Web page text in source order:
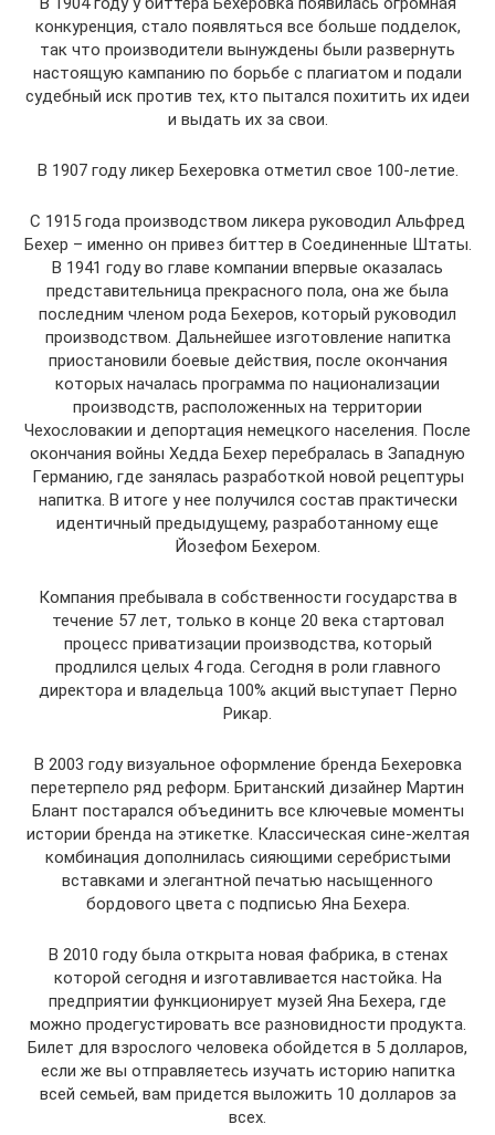
конкуренция, стало появляться все больше подделок,
так что производители вынуждены были развернуть
настоящую кампанию по борьбе с плагиатом и подали
судебный иск против тех, кто пытался похитить их идеи
и выдать их за свои.
В 1907 году ликер Бехеровка отметил свое 100-летие.
С 1915 года производством ликера руководил Альфред
Бехер – именно он привез биттер в Соединенные Штаты.
В 1941 году во главе компании впервые оказалась
представительница прекрасного пола, она же была
последним членом рода Бехеров, который руководил
производством. Дальнейшее изготовление напитка
приостановили боевые действия, после окончания
которых началась программа по национализации
производств, расположенных на территории
Чехословакии и депортация немецкого населения. После
окончания войны Хедда Бехер перебралась в Западную
Германию, где занялась разработкой новой рецептуры
напитка. В итоге у нее получился состав практически
идентичный предыдущему, разработанному еще
Йозефом Бехером.
Компания пребывала в собственности государства в
течение 57 лет, только в конце 20 века стартовал
процесс приватизации производства, который
продлился целых 4 года. Сегодня в роли главного
директора и владельца 100% акций выступает Перно
Рикар.
В 2003 году визуальное оформление бренда Бехеровка
перетерпело ряд реформ. Британский дизайнер Мартин
Блант постарался объединить все ключевые моменты
истории бренда на этикетке. Классическая сине-желтая
комбинация дополнилась сияющими серебристыми
вставками и элегантной печатью насыщенного
бордового цвета с подписью Яна Бехера.
В 2010 году была открыта новая фабрика, в стенах
которой сегодня и изготавливается настойка. На
предприятии функционирует музей Яна Бехера, где
можно продегустировать все разновидности продукта.
Билет для взрослого человека обойдется в 5 долларов,
если же вы отправляетесь изучать историю напитка
всей семьей, вам придется выложить 10 долларов за
всех.